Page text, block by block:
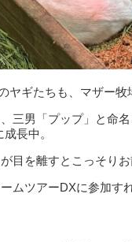
ヤギたちも、マザー牧
三男「プップ」と命
長中。
目を離すとこっそりお
ムツアーDXに参加す